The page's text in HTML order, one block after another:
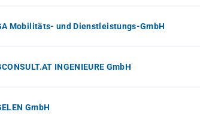
Mobilitäts- und Dienstleistungs-GmbH
INGENIEURE GmbH
GmbH